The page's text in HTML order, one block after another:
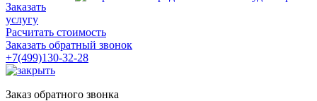
Заказать
услугу
Расчитать стоимость
Заказать обратный звонок
+7(499)130-32-28
Заказ обратного звонка